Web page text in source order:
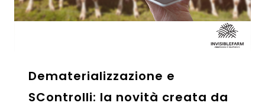
Dematerializzazione e
SControlli: la novità creata da